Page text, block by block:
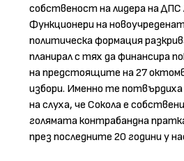
собственост на лидера на ДПС
Функционери на
политическа формация
планирал с тях да финансира
на предстоящите на 27
избори. Именно те
на слуха, че Сокола е
голямата контрабандна
през последните 20 години у